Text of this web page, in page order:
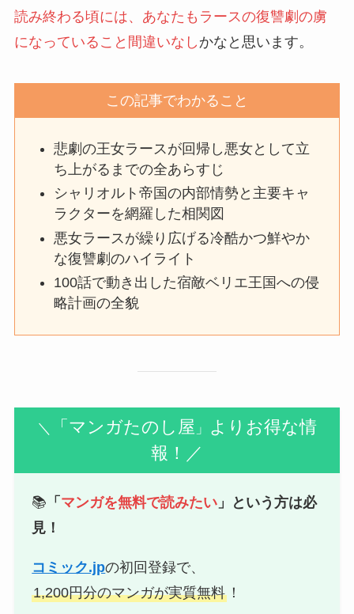
読み終わる頃には、あなたもラースの復讐劇の虜
になっていること間違いなし かなと思います。
この記事でわかること
悲劇の王女ラースが回帰し悪女として立
ち上がるまでの全あらすじ
シャリオルト帝国の内部情勢と主要キャ
ラクターを網羅した相関図
悪女ラースが繰り広げる冷酷かつ鮮やか
な復讐劇のハイライト
100話で動き出した宿敵ベリエ王国への侵
略計画の全貌
＼ 「マンガたのし屋 」 よりお得な情
報！／
📚 「 マンガを無料で読みたい 」という方は必
見！
コミック.jpの初回登録で、
1,200円分のマンガが実質無料 ！